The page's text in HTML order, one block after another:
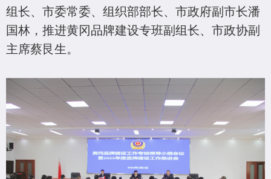
组长、市委常委、组织部部长、市政府副市长潘
国林，推进黄冈品牌建设专班副组长、市政协副
主席蔡艮生。